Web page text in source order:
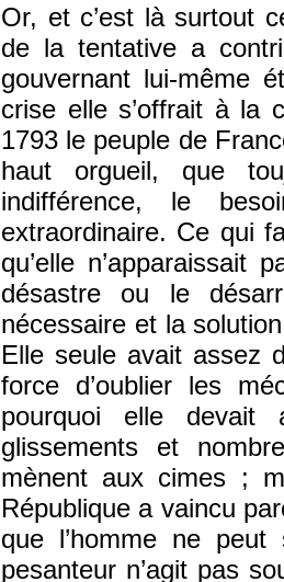
Or, et c’est là surtout
de la tentative a
gouvernant lui-même
crise elle s’offrait à la
1793 le peuple de
haut orgueil, que
indifférence, le
extraordinaire. Ce qui
qu’elle n’apparaissait
désastre ou le
nécessaire et la
Elle seule avait assez
force d’oublier les
pourquoi elle
glissements et
mènent aux cimes ;
République a vaincu
que l’homme ne
pesanteur n’agit pas